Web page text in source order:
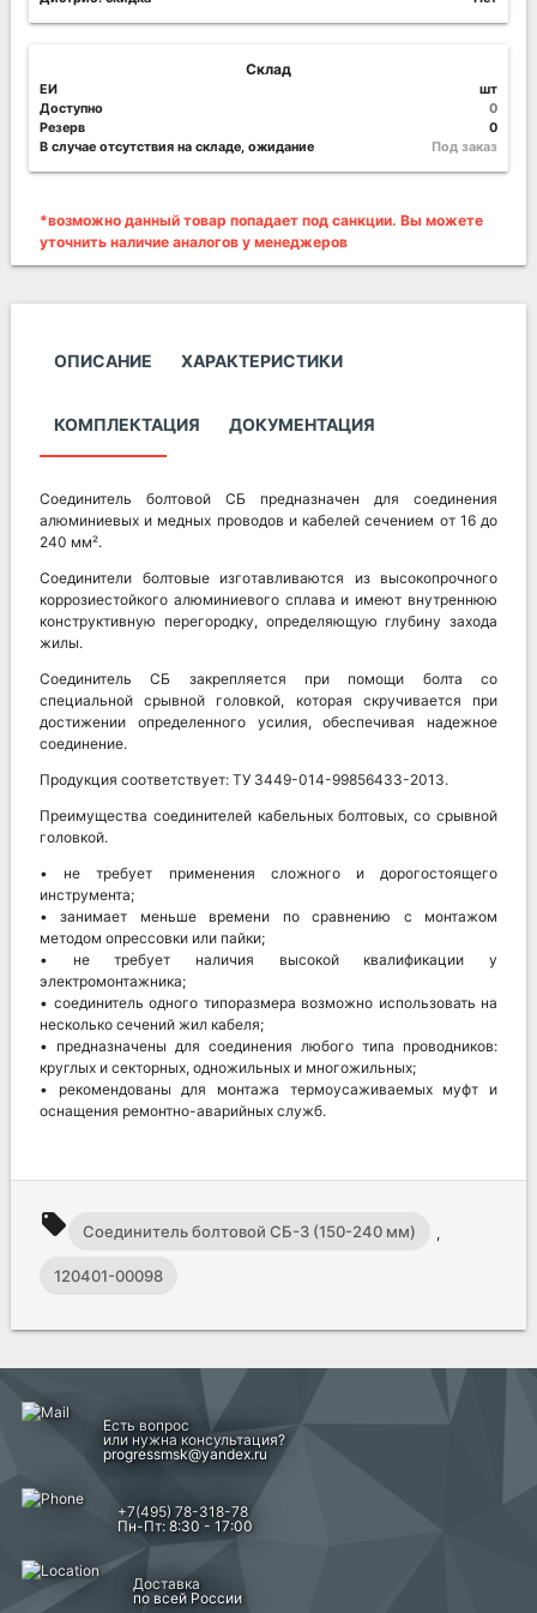
Склад
ЕИ
шт
Доступно
0
Резерв
0
В случае отсутствия на складе, ожидание
Под заказ
*возможно данный товар попадает под санкции. Вы можете
уточнить наличие аналогов у менеджеров
ОПИСАНИЕ ХАРАКТЕРИСТИКИ
КОМПЛЕКТАЦИЯ ДОКУМЕНТАЦИЯ
Соединитель болтовой СБ предназначен для соединения
алюминиевых и медных проводов и кабелей сечением от 16 до
240 мм².
Соединители болтовые изготавливаются из высокопрочного
коррозиестойкого алюминиевого сплава и имеют внутреннюю
конструктивную перегородку, определяющую глубину захода
жилы.
Соединитель СБ закрепляется при помощи болта со
специальной срывной головкой, которая скручивается при
достижении определенного усилия, обеспечивая надежное
соединение.
Продукция соответствует: ТУ 3449-014-99856433-2013.
Преимущества соединителей кабельных болтовых, со срывной
головкой.
• не требует применения сложного и дорогостоящего
инструмента;
• занимает меньше времени по сравнению с монтажом
методом опрессовки или пайки;
• не требует наличия высокой квалификации у
электромонтажника;
• соединитель одного типоразмера возможно использовать на
несколько сечений жил кабеля;
• предназначены для соединения любого типа проводников:
круглых и секторных, одножильных и многожильных;
• рекомендованы для монтажа термоусаживаемых муфт и
оснащения ремонтно-аварийных служб.
local_offer Соединитель болтовой СБ-3 (150-240 мм) ,
120401-00098
Есть вопрос
или нужна консультация?
progressmsk@yandex.ru
+7(495) 78-318-78
Пн-Пт: 8:30 - 17:00
Доставка
по всей России